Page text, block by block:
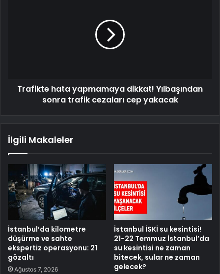
Trafikte hata yapmamaya dikkat! Yılbaşından
sonra trafik cezaları cep yakacak
İlgili Makaleler
İstanbul’da kilometre
düşürme ve sahte
ekspertiz operasyonu: 21
gözaltı
Ağustos 7, 2026
İstanbul İSKİ su kesintisi!
21-22 Temmuz İstanbul’da
su kesintisi ne zaman
bitecek, sular ne zaman
gelecek?